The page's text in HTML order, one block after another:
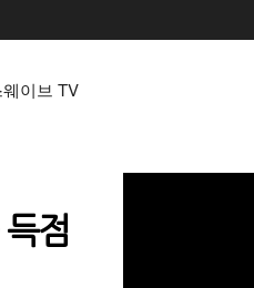
이브 TV
점